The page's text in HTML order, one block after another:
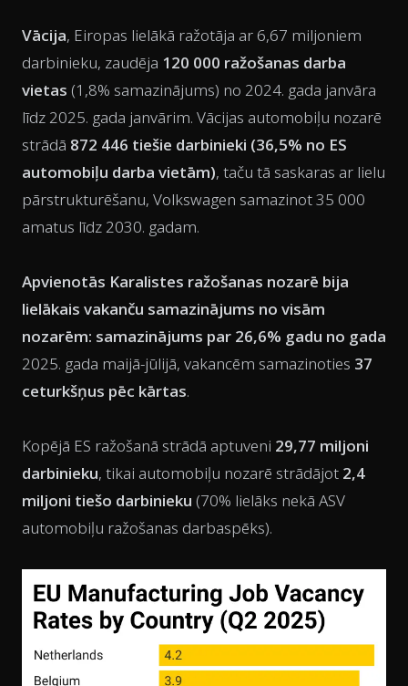
Vācija, Eiropas lielākā ražotāja ar 6,67 miljoniem
darbinieku, zaudēja 120 000 ražošanas darba
vietas (1,8% samazinājums) no 2024. gada janvāra
līdz 2025. gada janvārim. Vācijas automobiļu nozarē
strādā 872 446 tiešie darbinieki (36,5% no ES
automobiļu darba vietām), taču tā saskaras ar lielu
pārstrukturēšanu, Volkswagen samazinot 35 000
amatus līdz 2030. gadam.
Apvienotās Karalistes ražošanas nozarē bija
lielākais vakanču samazinājums no visām
nozarēm: samazinājums par 26,6% gadu no gada
2025. gada maijā-jūlijā, vakancēm samazinoties 37
ceturkšņus pēc kārtas.
Kopējā ES ražošanā strādā aptuveni 29,77 miljoni
darbinieku, tikai automobiļu nozarē strādājot 2,4
miljoni tiešo darbinieku (70% lielāks nekā ASV
automobiļu ražošanas darbaspēks).